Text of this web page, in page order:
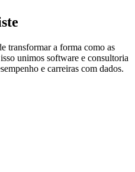
transformar a forma como as
unimos software e consultoria
e carreiras com dados.